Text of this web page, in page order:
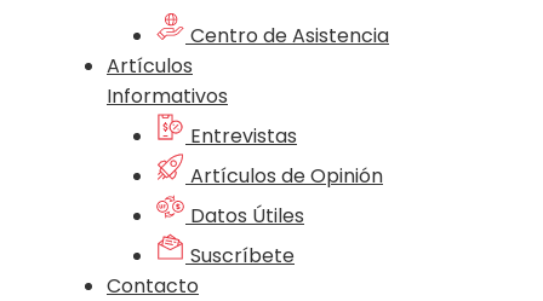
Centro de Asistencia
Artículos
Informativos
Entrevistas
Artículos de Opinión
Datos Útiles
Suscríbete
Contacto